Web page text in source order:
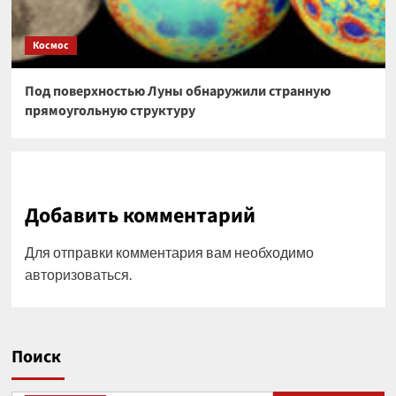
Космос
Под поверхностью Луны обнаружили странную
прямоугольную структуру
Добавить комментарий
Для отправки комментария вам необходимо
авторизоваться.
Поиск